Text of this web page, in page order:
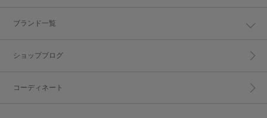
ブランド一覧
ショップブログ
コーディネート